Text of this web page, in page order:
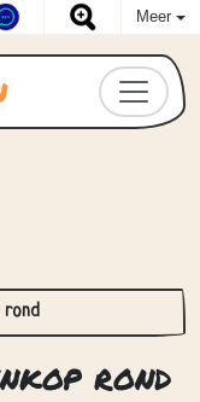
Meer
rond
rond